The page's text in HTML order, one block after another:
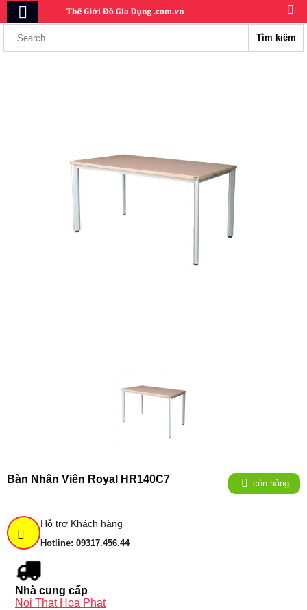
Tìm kiếm
Bàn Nhân Viên Royal HR140C7 còn hàng
Hỗ trợ Khách hàng
Hotline: 09317.456.44
Nhà cung cấp
Noi That Hoa Phat